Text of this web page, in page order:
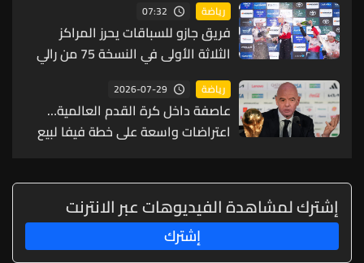
رياضة 07:32
فريق جازو للسباقات يحرز المراكز
الثلاثة الأولى في النسخة 75 من رالي
فنلندا
رياضة 2026-07-29
عاصفة داخل كرة القدم العالمية…
اعتراضات واسعة على خطة فيفا لبيع
إشترك لمشاهدة الفيديوهات عبر الانترنت
إشترك